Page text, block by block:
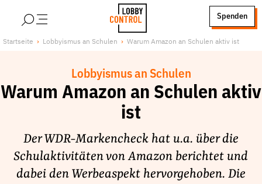
LobbyControl
Spenden
Über uns
Finanzierung
Publikationen und Material
Lobbykritische Stadtführungen
Unsere Schwerpunkte
Startseite Lobbyismus an Schulen Warum Amazon an Schulen aktiv ist
Lobbyismus an Schulen
Warum Amazon an Schulen aktiv
ist
Der WDR-Markencheck hat u.a. über die
Schulaktivitäten von Amazon berichtet und
dabei den Werbeaspekt hervorgehoben. Die